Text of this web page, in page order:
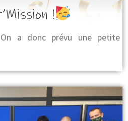
!
a donc prévu une petite